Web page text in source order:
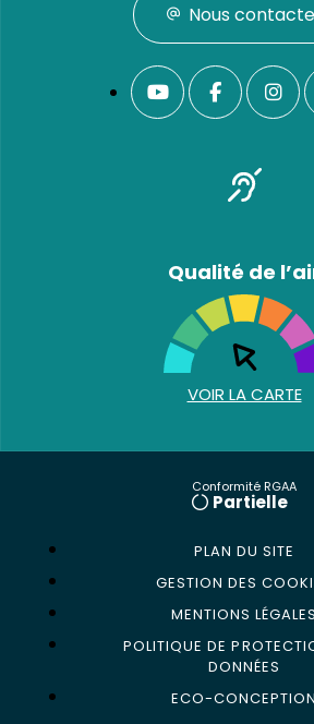
Nous
Qualité de
VOIR LA CARTE
Conformité RGAA
Partielle
PLAN DU SITE
GESTION DES
MENTIONS LÉGALES
POLITIQUE DE
DONNÉES
ECO-CONCEPTION